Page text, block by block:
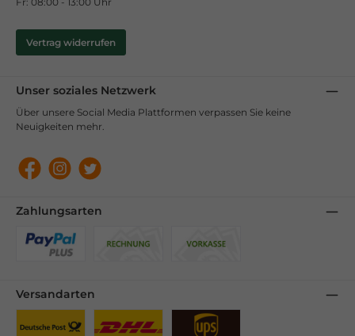
Vertrag widerrufen
Unser soziales Netzwerk
Über unsere Social Media Plattformen verpassen Sie keine
Neuigkeiten mehr.
FacebookInstagram
Twitter
Zahlungsarten
Versandarten